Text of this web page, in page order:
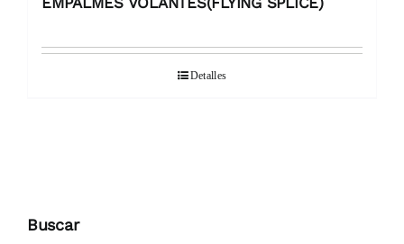
Detalles
Buscar